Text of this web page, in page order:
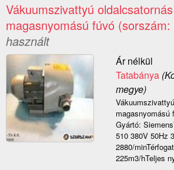
Vákuumszivattyú
magasnyomású fúvó (sorszám:
használt
Ár nélkül
Tatabánya
megye)
magasnyomású
Gyártó:
510 380V 50Hz
2880/
225m3/hTeljes